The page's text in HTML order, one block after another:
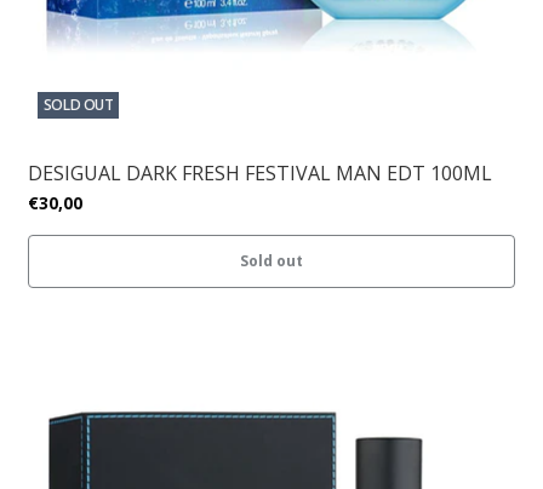
SOLD OUT
DESIGUAL DARK FRESH FESTIVAL MAN EDT 100ML
€30,00
Sold out